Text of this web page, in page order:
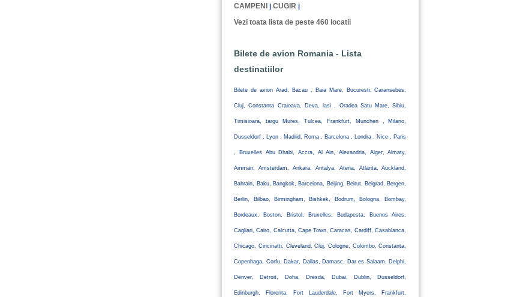
CAMPENI |CUGIR |
Vezi toata lista de peste 460 locatii
Bilete de avion Romania - Lista
destinatiilor
Bilete de avion Arad, Bacau , Baia Mare, Bucuresti, Caransebes,
Cluj, Constanta Craioava, Deva, iasi , Oradea Satu Mare, Sibiu,
Timisioara, targu Mures, Tulcea, Frankfurt, Munchen , Milano,
Dusseldorf , Lyon , Madrid, Roma , Barcelona , Londra , Nice , Paris
, Bruxelles Abu Dhabi, Accra, Al Ain, Alexandria, Alger, Almaty,
Amman, Amsterdam, Ankara, Antalya, Atena, Atlanta, Auckland,
Bahrain, Baku, Bangkok, Barcelona, Beijing, Beirut, Belgrad, Bergen,
Berlin, Bilbao, Birmingham, Bishkek, Bodrum, Bologna, Bombay,
Bordeaux, Boston, Bristol, Bruxelles, Budapesta, Buenos Aires,
Cagliari, Cairo, Calcutta, Cape Town, Caracas, Cardiff, Casablanca,
Chicago, Cincinatti, Cleveland, Cluj, Cologne, Colombo, Constanta,
Copenhaga, Corfu, Dakar, Dallas, Damasc, Dar es Salaam, Delphi,
Denver, Detroit, Doha, Dresda, Dubai, Dublin, Dusseldorf,
Edinburgh, Florenta, Fort Lauderdale, Fort Myers, Frankfurt,